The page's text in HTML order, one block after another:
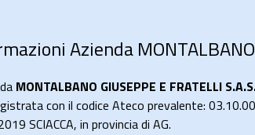
Azienda MONTALBANO
MONTALBANO GIUSEPPE E FRATELLI
con il codice Ateco prevalente:
SCIACCA, in provincia di AG.